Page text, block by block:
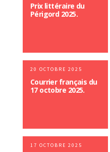
Prix littéraire du
Périgord 2025.
20 OCTOBRE 2025
Courrier français du
17 octobre 2025.
17 OCTOBRE 2025